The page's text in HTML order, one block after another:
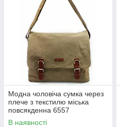
Модна чоловіча сумка через
плече з текстилю міська
повсякденна 6557
В наявності